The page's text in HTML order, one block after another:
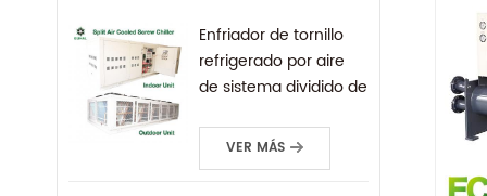
Enfriador de tornillo
refrigerado por aire
de sistema dividido de
unidad de
condensación
VER MÁS
de
de